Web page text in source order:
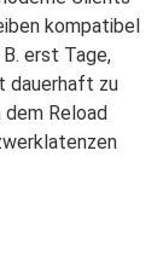
kompatibel
erst Tage,
dauerhaft zu
dem Reload